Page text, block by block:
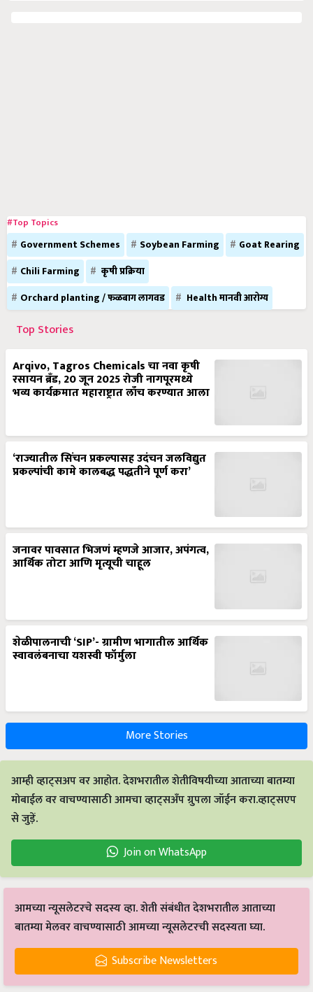
#Top Topics
Government Schemes Soybean Farming
Goat Rearing
Chili Farming
कृषी प्रक्रिया
Orchard planting / फळबाग लागवड
Health मानवी आरोग्य
Top Stories
Arqivo, Tagros Chemicals चा नवा कृषी
रसायन ब्रँड, 20 जून 2025 रोजी नागपूरमध्ये
भव्य कार्यक्रमात महाराष्ट्रात लाँच करण्यात आला
‘राज्यातील सिंचन प्रकल्पासह उदंचन जलविद्युत
प्रकल्पांची कामे कालबद्ध पद्धतीने पूर्ण करा’
जनावर पावसात भिजणं म्हणजे आजार, अपंगत्व,
आर्थिक तोटा आणि मृत्यूची चाहूल
शेळीपालनाची ‘SIP’- ग्रामीण भागातील आर्थिक
स्वावलंबनाचा यशस्वी फॉर्मुला
More Stories
आम्ही व्हाट्सअप वर आहोत. देशभरातील शेतीविषयीच्या आताच्या बातम्या
मोबाईल वर वाचण्यासाठी आमचा व्हाट्सअँप ग्रुपला जॉईन करा.व्हाट्सएप
से जुड़ें.
Join on WhatsApp
आमच्या न्यूसलेटरचे सदस्य व्हा. शेती संबंधीत देशभरातील आताच्या
बातम्या मेलवर वाचण्यासाठी आमच्या न्यूसलेटरची सदस्यता घ्या.
Subscribe Newsletters